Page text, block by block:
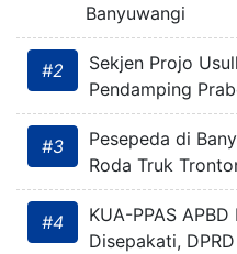
Banyuwangi
#2
Sekjen Projo
Pendamping
#3
Pesepeda di
Roda Truk
#4
KUA-PPAS
Disepakati,